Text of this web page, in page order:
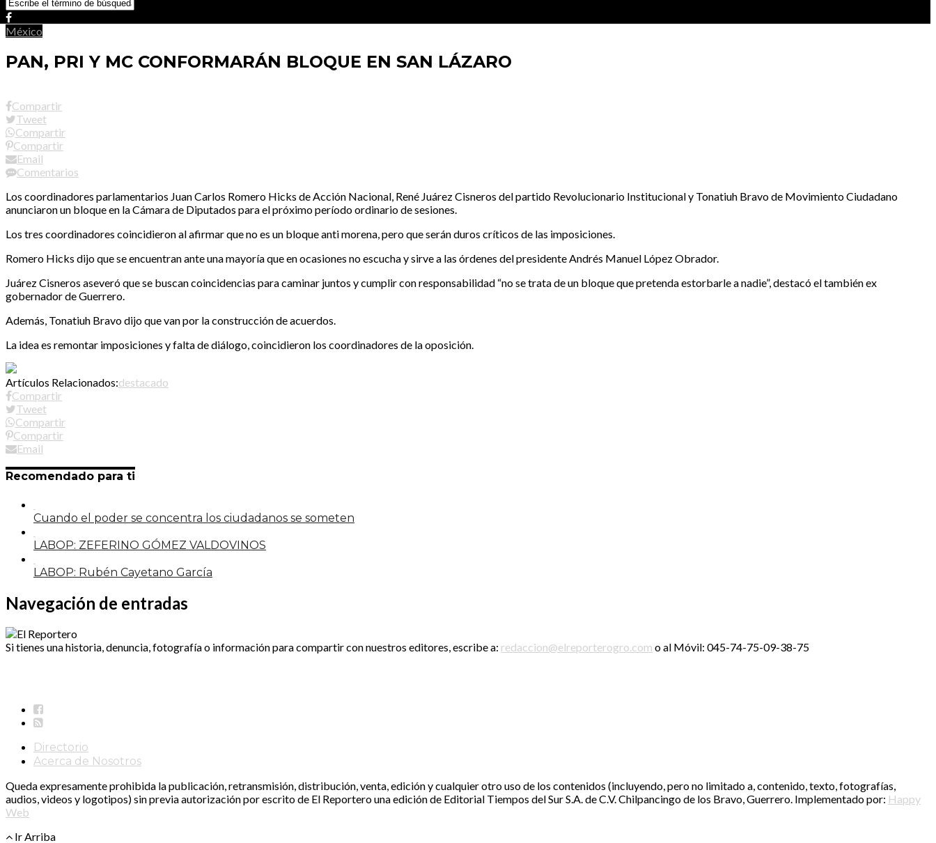
México
PAN, PRI Y MC CONFORMARÁN BLOQUE EN SAN LÁZARO
Compartir
Tweet
Compartir
Compartir
Email
Comentarios
Los coordinadores parlamentarios Juan Carlos Romero Hicks de Acción Nacional, René Juárez Cisneros del partido Revolucionario Institucional y Tonatiuh Bravo de Movimiento Ciudadano
anunciaron un bloque en la Cámara de Diputados para el próximo período ordinario de sesiones.
Los tres coordinadores coincidieron al afirmar que no es un bloque anti morena, pero que serán duros críticos de las imposiciones.
Romero Hicks dijo que se encuentran ante una mayoría que en ocasiones no escucha y sirve a las órdenes del presidente Andrés Manuel López Obrador.
Juárez Cisneros aseveró que se buscan coincidencias para caminar juntos y cumplir con responsabilidad “no se trata de un bloque que pretenda estorbarle a nadie”, destacó el también ex
gobernador de Guerrero.
Además, Tonatiuh Bravo dijo que van por la construcción de acuerdos.
La idea es remontar imposiciones y falta de diálogo, coincidieron los coordinadores de la oposición.
Artículos Relacionados:destacado
Compartir
Tweet
Compartir
Compartir
Email
Recomendado para ti
Cuando el poder se concentra los ciudadanos se someten
LABOP: ZEFERINO GÓMEZ VALDOVINOS
LABOP: Rubén Cayetano García
Navegación de entradas
Si tienes una historia, denuncia, fotografía o información para compartir con nuestros editores, escribe a: redaccion@elreporterogro.com o al Móvil: 045-74-75-09-38-75
Directorio
Acerca de Nosotros
Queda expresamente prohibida la publicación, retransmisión, distribución, venta, edición y cualquier otro uso de los contenidos (incluyendo, pero no limitado a, contenido, texto, fotografías,
audios, videos y logotipos) sin previa autorización por escrito de El Reportero una edición de Editorial Tiempos del Sur S.A. de C.V. Chilpancingo de los Bravo, Guerrero. Implementado por: Happy
Web
Ir Arriba